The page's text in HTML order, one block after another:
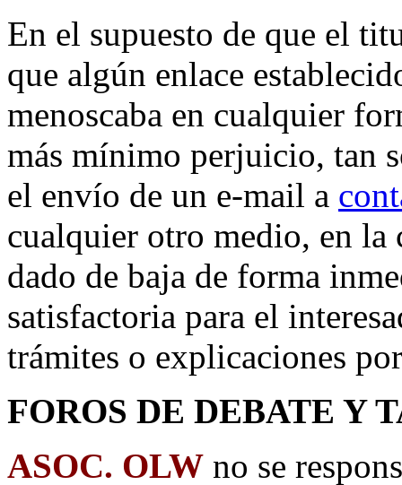
En el supuesto de que el
que algún enlace
menoscaba en cualquier
más mínimo perjuicio, tan
el envío de un e-mail a
cualquier otro medio, en la
dado de baja de forma
satisfactoria para el
trámites o explicaciones
FOROS DE DEBATE Y
ASOC. OLW no se